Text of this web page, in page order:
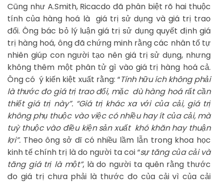
Cũng như A.Smith, Ricacdo đã phân biệt rõ hai thuộc
tính của hàng hoá là giá trị sử dụng và giá trị trao
đổi. Ông bác bỏ lý luận giá trị sử dụng quyết định giá
trị hàng hoá, ông đã chứng minh rằng các nhân tố tự
nhiên giúp con người tạo nên giá trị sử dụng, nhưng
không thêm một phân tử gì vào giá trị hàng hoá cả.
Ông có ý kiến kiệt xuất rằng: “Tính hữu ích không phải
là thước đo giá trị trao đổi, mặc dù hàng hoá rất cần
thiết giá trị này”. “Giá trị khác xa với của cải, giá trị
không phụ thuộc vào việc có nhiều hay ít của cải, mà
tuỳ thuộc vào điều kiện sản xuất khó khăn hay thuận
lợi”. Theo ông sở dĩ có nhiều lầm lẫn trong khoa học
kinh tế chính trị là do người ta coi “sự tăng của cải và
tăng giá trị là một”, là do người ta quên rằng thước
đo giá trị chưa phải là thước đo của cải vì của cải